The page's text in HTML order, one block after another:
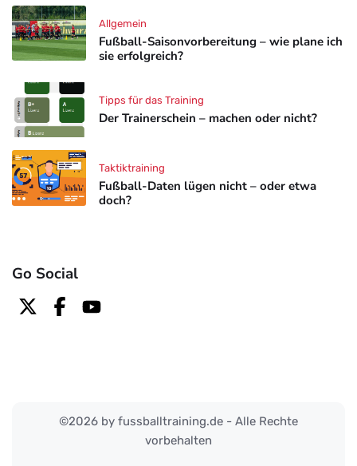
Fußball-Saisonvorbereitung – wie plane ich
sie erfolgreich?
Allgemein
Der Trainerschein – machen oder nicht?
Tipps für das Training
Fußball-Daten lügen nicht – oder etwa
doch?
Taktiktraining
Go Social
©2026 by fussballtraining.de - Alle Rechte
vorbehalten